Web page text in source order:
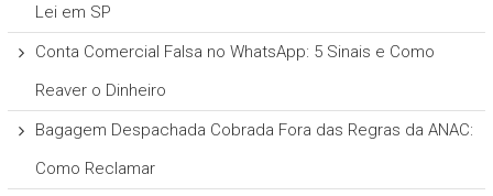
Lei em SP
Conta Comercial Falsa no WhatsApp: 5 Sinais e Como
Reaver o Dinheiro
Bagagem Despachada Cobrada Fora das Regras da ANAC:
Como Reclamar